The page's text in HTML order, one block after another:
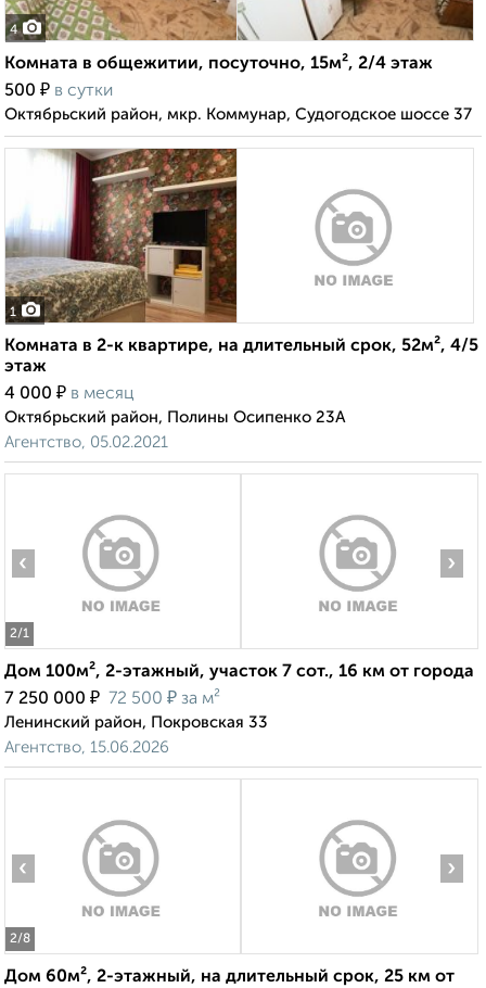
4
Комната в общежитии, посуточно, 15м², 2/4 этаж
500 ₽ в сутки
Октябрьский район, мкр. Коммунар, Судогодское шоссе 37
1
Комната в 2-к квартире, на длительный срок, 52м², 4/5
этаж
4 000 ₽ в месяц
Октябрьский район, Полины Осипенко 23А
Агентство, 05.02.2021
2/1
‹ ›
Дом 100м², 2-этажный, участок 7 сот., 16 км от города
7 250 000 ₽ 72 500 ₽ за м²
Ленинский район, Покровская 33
Агентство, 15.06.2026
2/8
‹ ›
Дом 60м², 2-этажный, на длительный срок, 25 км от